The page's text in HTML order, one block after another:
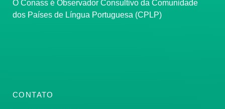
O Conass é Observador Consultivo da Comunidade
dos Países de Língua Portuguesa (CPLP)
CONTATO